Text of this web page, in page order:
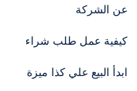
عن الشركة
كيفية عمل طلب شراء
ابدأ البيع علي كذا ميزة